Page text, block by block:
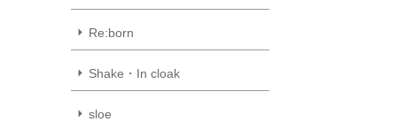
Re:born
Shake・In cloak
sloe